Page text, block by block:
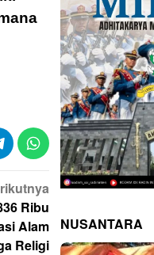
Ribu
Alam
Religi
NUSANTARA